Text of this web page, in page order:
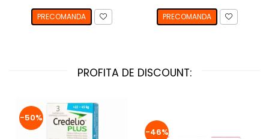
PRECOMANDA PRECOMANDA
PROFITA DE DISCOUNT:
-50%
-46%